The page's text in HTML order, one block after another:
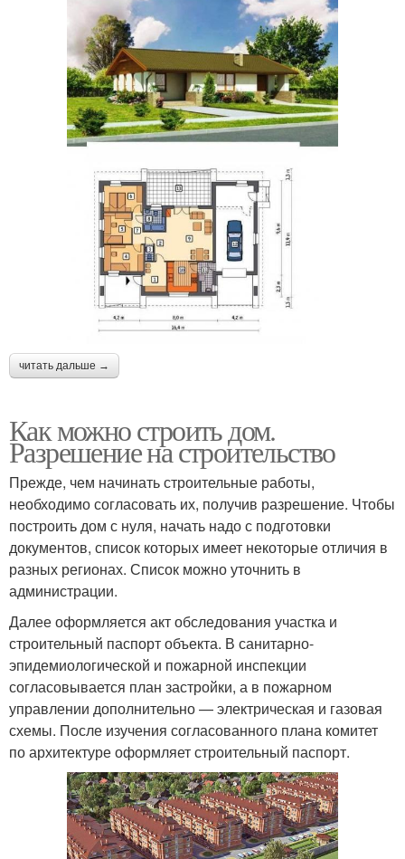
читать дальше →
Как можно строить дом.
Разрешение на строительство
Прежде, чем начинать строительные работы,
необходимо согласовать их, получив разрешение. Чтобы
построить дом с нуля, начать надо с подготовки
документов, список которых имеет некоторые отличия в
разных регионах. Список можно уточнить в
администрации.
Далее оформляется акт обследования участка и
строительный паспорт объекта. В санитарно-
эпидемиологической и пожарной инспекции
согласовывается план застройки, а в пожарном
управлении дополнительно — электрическая и газовая
схемы. После изучения согласованного плана комитет
по архитектуре оформляет строительный паспорт.